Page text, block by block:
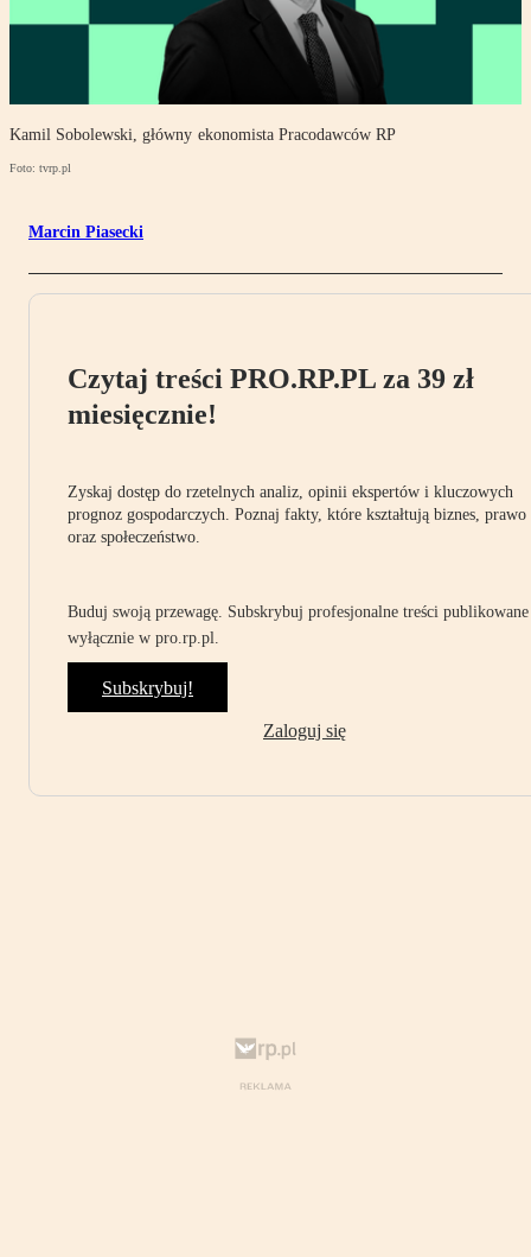
Kamil Sobolewski, główny ekonomista Pracodawców RP
Foto: tvrp.pl
Marcin Piasecki
Czytaj treści PRO.RP.PL za 39 zł
miesięcznie!
Zyskaj dostęp do rzetelnych analiz, opinii ekspertów i kluczowych
prognoz gospodarczych. Poznaj fakty, które kształtują biznes, prawo
oraz społeczeństwo.
Buduj swoją przewagę. Subskrybuj profesjonalne treści publikowane
wyłącznie w pro.rp.pl.
Subskrybuj!
Zaloguj się